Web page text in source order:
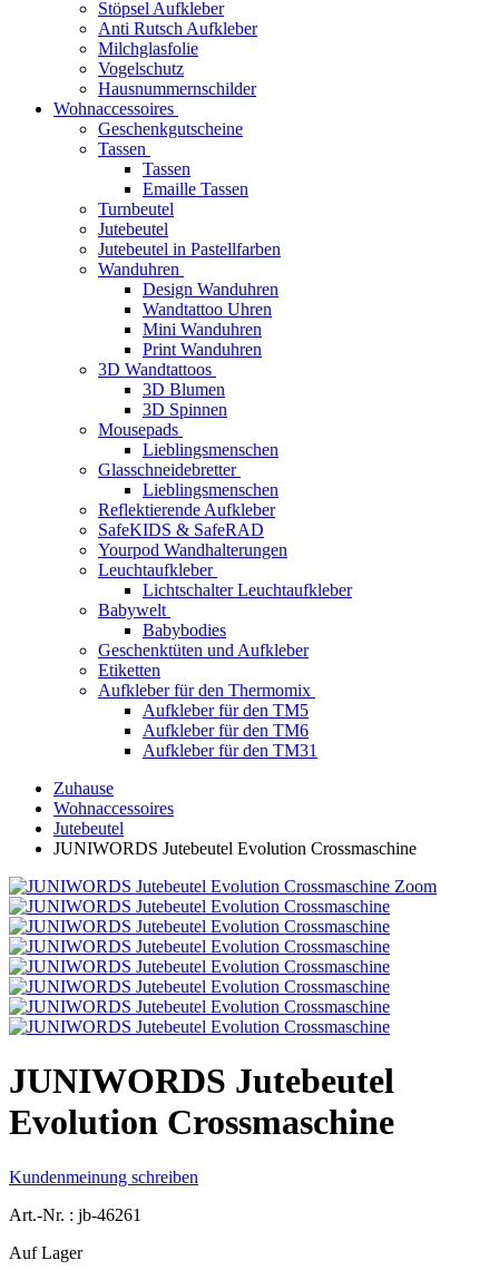
Stöpsel Aufkleber
Anti Rutsch Aufkleber
Milchglasfolie
Vogelschutz
Hausnummernschilder
Wohnaccessoires
Geschenkgutscheine
Tassen
Tassen
Emaille Tassen
Turnbeutel
Jutebeutel
Jutebeutel in Pastellfarben
Wanduhren
Design Wanduhren
Wandtattoo Uhren
Mini Wanduhren
Print Wanduhren
3D Wandtattoos
3D Blumen
3D Spinnen
Mousepads
Lieblingsmenschen
Glasschneidebretter
Lieblingsmenschen
Reflektierende Aufkleber
SafeKIDS & SafeRAD
Yourpod Wandhalterungen
Leuchtaufkleber
Lichtschalter Leuchtaufkleber
Babywelt
Babybodies
Geschenktüten und Aufkleber
Etiketten
Aufkleber für den Thermomix
Aufkleber für den TM5
Aufkleber für den TM6
Aufkleber für den TM31
Zuhause
Wohnaccessoires
Jutebeutel
JUNIWORDS Jutebeutel Evolution Crossmaschine
Zoom
JUNIWORDS Jutebeutel
Evolution Crossmaschine
Kundenmeinung schreiben
Art.-Nr. : jb-46261
Auf Lager